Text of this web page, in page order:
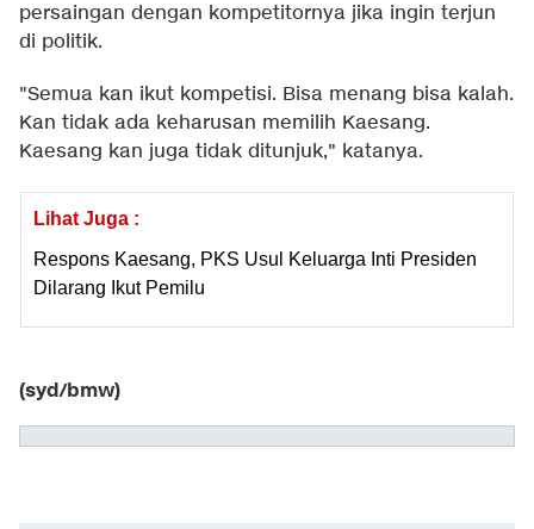
persaingan dengan kompetitornya jika ingin terjun
di politik.
"Semua kan ikut kompetisi. Bisa menang bisa kalah.
Kan tidak ada keharusan memilih Kaesang.
Kaesang kan juga tidak ditunjuk," katanya.
Lihat Juga :
Respons Kaesang, PKS Usul Keluarga Inti Presiden
Dilarang Ikut Pemilu
(syd/bmw)